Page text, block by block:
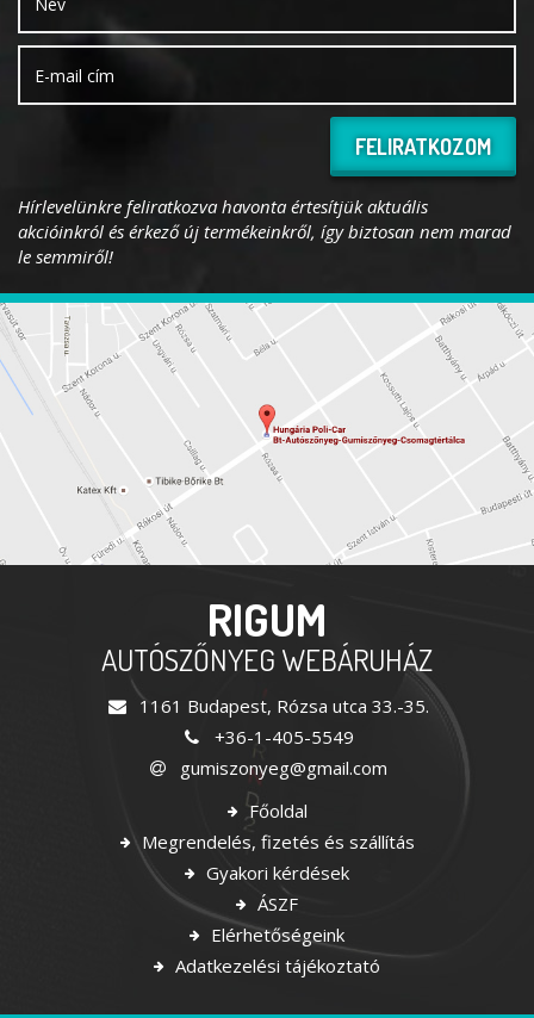
FELIRATKOZOM
Hírlevelünkre feliratkozva havonta értesítjük aktuális
akcióinkról és érkező új termékeinkről, így biztosan nem marad
le semmiről!
RIGUM
AUTÓSZŐNYEG WEBÁRUHÁZ
1161 Budapest, Rózsa utca 33.-35.
+36-1-405-5549
gumiszonyeg@gmail.com
Főoldal
Megrendelés, fizetés és szállítás
Gyakori kérdések
ÁSZF
Elérhetőségeink
Adatkezelési tájékoztató